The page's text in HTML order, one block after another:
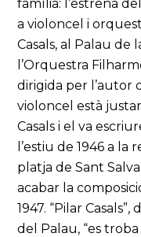
família: l’estrena
a violoncel i
Casals, al Palau de
l’Orquestra
dirigida per l’autor
violoncel està
Casals i el va
l’estiu de 1946 a la
platja de Sant
acabar la
1947. “Pilar
del Palau, “es